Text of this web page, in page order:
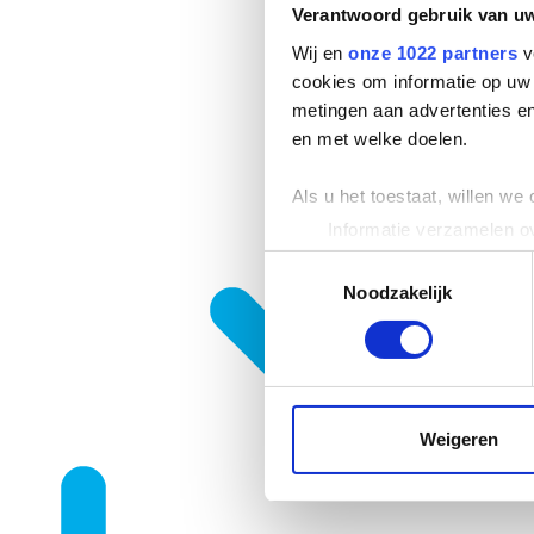
Verantwoord gebruik van
Wij en onze 1022 partners
cookies om informatie op
metingen aan advertenties
en met welke doelen.
Als u het toestaat, willen we
Informatie verzamelen
Uw apparaat
Lees meer over hoe uw
toestemming op elk
websiteverkeer te
media, adverteren en
Noodzakelijk
Weigeren